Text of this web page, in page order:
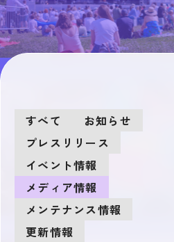
すべて
お知らせ
プレスリリース
イベント情報
メディア情報
メンテナンス情報
更新情報